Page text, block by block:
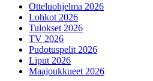
Otteluohjelma 2026
Lohkot 2026
Tulokset 2026
TV 2026
Pudotuspelit 2026
Liput 2026
Maajoukkueet 2026